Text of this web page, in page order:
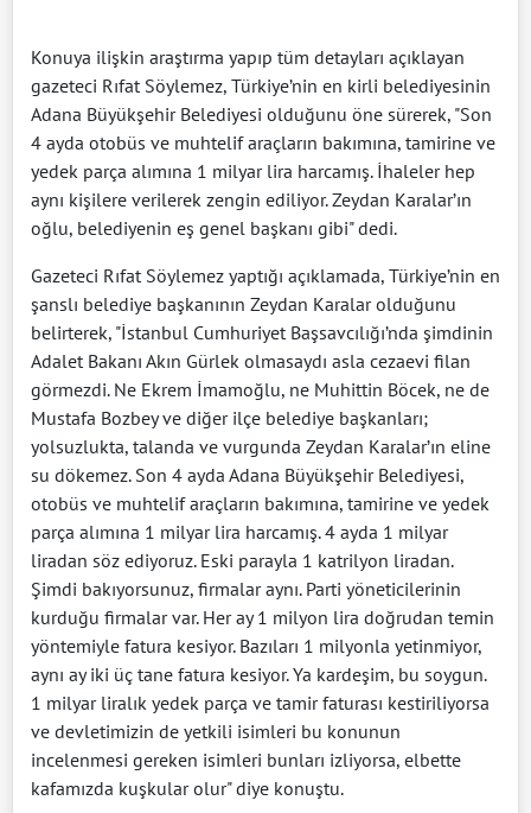
Konuya ilişkin araştırma yapıp tüm detayları açıklayan
gazeteci Rıfat Söylemez, Türkiye’nin en kirli belediyesinin
Adana Büyükşehir Belediyesi olduğunu öne sürerek, "Son
4 ayda otobüs ve muhtelif araçların bakımına, tamirine ve
yedek parça alımına 1 milyar lira harcamış. İhaleler hep
aynı kişilere verilerek zengin ediliyor. Zeydan Karalar’ın
oğlu, belediyenin eş genel başkanı gibi" dedi.
Gazeteci Rıfat Söylemez yaptığı açıklamada, Türkiye’nin en
şanslı belediye başkanının Zeydan Karalar olduğunu
belirterek, "İstanbul Cumhuriyet Başsavcılığı’nda şimdinin
Adalet Bakanı Akın Gürlek olmasaydı asla cezaevi filan
görmezdi. Ne Ekrem İmamoğlu, ne Muhittin Böcek, ne de
Mustafa Bozbey ve diğer ilçe belediye başkanları;
yolsuzlukta, talanda ve vurgunda Zeydan Karalar’ın eline
su dökemez. Son 4 ayda Adana Büyükşehir Belediyesi,
otobüs ve muhtelif araçların bakımına, tamirine ve yedek
parça alımına 1 milyar lira harcamış. 4 ayda 1 milyar
liradan söz ediyoruz. Eski parayla 1 katrilyon liradan.
Şimdi bakıyorsunuz, firmalar aynı. Parti yöneticilerinin
kurduğu firmalar var. Her ay 1 milyon lira doğrudan temin
yöntemiyle fatura kesiyor. Bazıları 1 milyonla yetinmiyor,
aynı ay iki üç tane fatura kesiyor. Ya kardeşim, bu soygun.
1 milyar liralık yedek parça ve tamir faturası kestiriliyorsa
ve devletimizin de yetkili isimleri bu konunun
incelenmesi gereken isimleri bunları izliyorsa, elbette
kafamızda kuşkular olur" diye konuştu.